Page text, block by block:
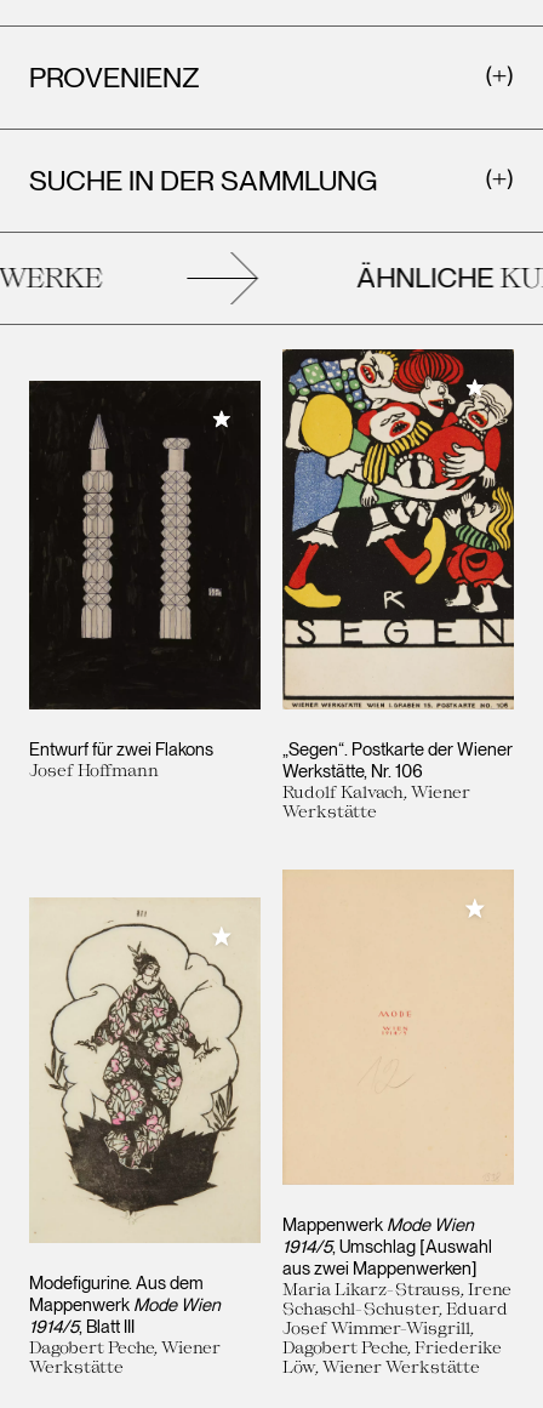
PROVENIENZ
SUCHE IN DER SAMMLUNG
ÄHNLICHE
Entwurf für zwei Flakons
Josef Hoffmann
Meiner Sammlung hinzufügen
„Segen“. Postkarte der Wiener
Werkstätte, Nr. 106
Rudolf Kalvach, Wiener
Werkstätte
Meiner
Modefigurine. Aus dem
Mappenwerk Mode Wien
1914/5, Blatt III
Dagobert Peche, Wiener
Werkstätte
Meiner Sammlung hinzufügen
Mappenwerk Mode Wien
1914/5, Umschlag [Auswahl
aus zwei Mappenwerken]
Maria Likarz-Strauss, Irene
Schaschl-Schuster, Eduard
Josef Wimmer-Wisgrill,
Dagobert Peche, Friederike
Löw, Wiener Werkstätte
Meiner